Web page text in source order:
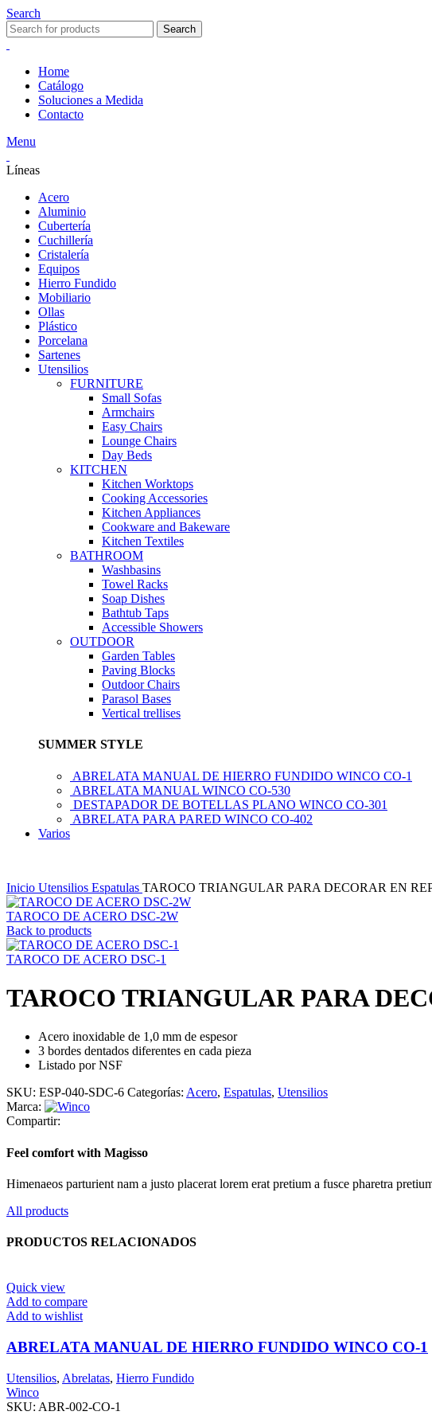
Search
Search
Home
Catálogo
Soluciones a Medida
Contacto
Menu
Líneas
Acero
Aluminio
Cubertería
Cuchillería
Cristalería
Equipos
Hierro Fundido
Mobiliario
Ollas
Plástico
Porcelana
Sartenes
Utensilios
FURNITURE
Small Sofas
Armchairs
Easy Chairs
Lounge Chairs
Day Beds
KITCHEN
Kitchen Worktops
Cooking Accessories
Kitchen Appliances
Cookware and Bakeware
Kitchen Textiles
BATHROOM
Washbasins
Towel Racks
Soap Dishes
Bathtub Taps
Accessible Showers
OUTDOOR
Garden Tables
Paving Blocks
Outdoor Chairs
Parasol Bases
Vertical trellises
SUMMER STYLE
ABRELATA MANUAL DE HIERRO FUNDIDO WINCO CO-1
ABRELATA MANUAL WINCO CO-530
DESTAPADOR DE BOTELLAS PLANO WINCO CO-301
ABRELATA PARA PARED WINCO CO-402
Varios
Inicio Utensilios Espatulas TAROCO TRIANGULAR PARA DECORAR EN
TAROCO DE ACERO DSC-2W
Back to products
TAROCO DE ACERO DSC-1
TAROCO TRIANGULAR PARA
Acero inoxidable de 1,0 mm de espesor
3 bordes dentados diferentes en cada pieza
Listado por NSF
SKU: ESP-040-SDC-6 Categorías: Acero, Espatulas, Utensilios
Marca:
Compartir:
Feel comfort with Magisso
Himenaeos parturient nam a justo placerat lorem erat pretium a fusce pharetra
All products
PRODUCTOS RELACIONADOS
Quick view
Add to compare
Add to wishlist
ABRELATA MANUAL DE HIERRO FUNDIDO WINCO CO-1
Utensilios, Abrelatas, Hierro Fundido
Winco
SKU: ABR-002-CO-1